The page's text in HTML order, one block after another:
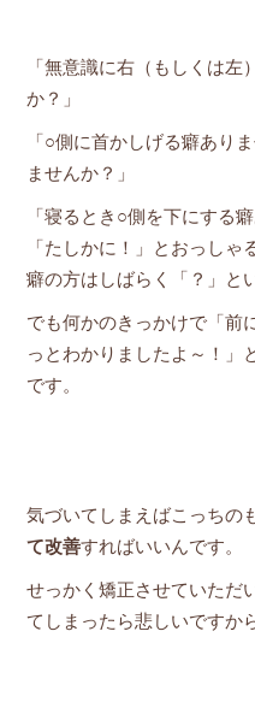
「無意識に右（もしくは
か？」
「○側に首かしげる癖あり
ませんか？」
「寝るとき○側を下にする
「たしかに！」とおっし
癖の方はしばらく「？」と
でも何かのきっかけで「前
っとわかりましたよ～！」
です。
気づいてしまえばこっちの
て改善すればいいんです。
せっかく矯正させていただ
てしまったら悲しいですか